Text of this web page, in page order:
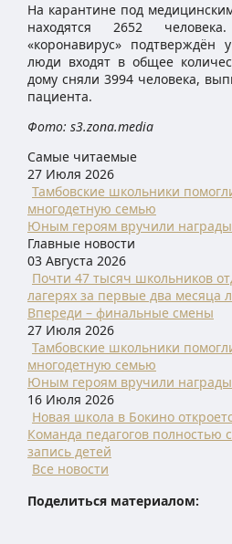
На карантине под
находятся 2652
«коронавирус» подтверждён
люди входят в общее
дому сняли 3994 человека,
пациента.
Фото: s3.zona.media
Самые читаемые
27 Июля 2026
Тамбовские школьники
многодетную семью
Юным героям вручили награды
Главные новости
03 Августа 2026
Почти 47 тысяч школьников
лагерях за первые два месяца
Впереди – финальные смены
27 Июля 2026
Тамбовские школьники
многодетную семью
Юным героям вручили награды
16 Июля 2026
Новая школа в Бокино
Команда педагогов полностью
запись детей
Все новости
Поделиться материалом: